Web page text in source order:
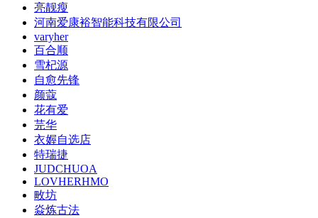
亮靓瘦
河南爱康裕智能科技有限公司
varyher
百合顺
雪杞源
自愈先锋
颜蔻
花有爱
芫华
衣媉自选店
特瑞捷
JUDCHUOA
LOVHERHMO
畋坊
焱炼古法